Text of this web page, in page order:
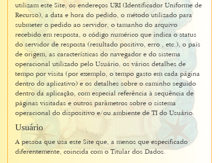
utilizam este Site, os endereços URI (Identificador Uniforme de
Recurso), a data e hora do pedido, o método utilizado para
submeter o pedido ao servidor, o tamanho do arquivo
recebido em resposta, o código numérico que indica o status
do servidor de resposta (resultado positivo, erro , etc.), o país
de origem, as características do navegador e do sistema
operacional utilizado pelo Usuário, os vários detalhes de
tempo por visita (por exemplo, o tempo gasto em cada página
dentro do aplicativo) e os detalhes sobre o caminho seguido
dentro da aplicação, com especial referência à sequência de
páginas visitadas e outros parâmetros sobre o sistema
operacional do dispositivo e/ou ambiente de TI do Usuário.
Usuário
A pessoa que usa este Site que, a menos que especificado
diferentemente, coincida com o Titular dos Dados.